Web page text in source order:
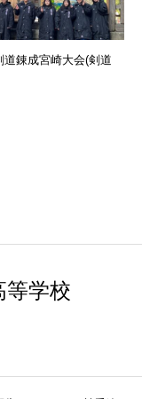
道錬成宮崎大会(剣道
等学校